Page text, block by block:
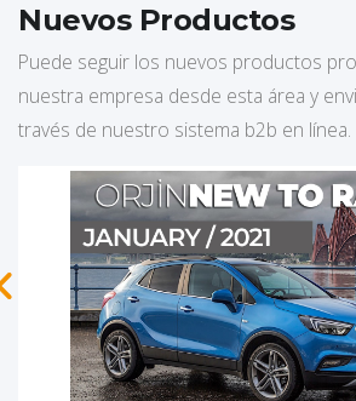
Nuevos Productos
Puede seguir los nuevos productos
nuestra empresa desde esta área y
través de nuestro sistema b2b en línea.